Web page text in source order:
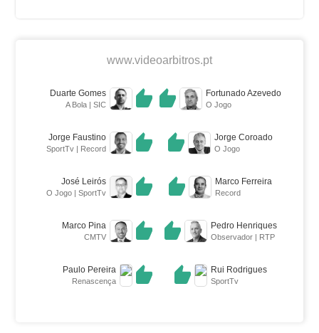
www.videoarbitros.pt
Duarte Gomes
A Bola | SIC
Fortunado Azevedo
O Jogo
Jorge Faustino
SportTv | Record
Jorge Coroado
O Jogo
José Leirós
O Jogo | SportTv
Marco Ferreira
Record
Marco Pina
CMTV
Pedro Henriques
Observador | RTP
Paulo Pereira
Renascença
Rui Rodrigues
SportTv